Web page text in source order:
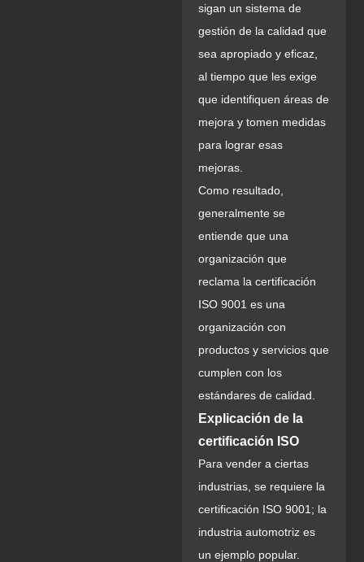
sigan un sistema de
gestión de la calidad que
sea apropiado y eficaz,
al tiempo que les exige
que identifiquen áreas de
mejora y tomen medidas
para lograr esas
mejoras.
Como resultado,
generalmente se
entiende que una
organización que
reclama la certificación
ISO 9001 es una
organización con
productos y servicios que
cumplen con los
estándares de calidad.
Explicación de la
certificación ISO
Para vender a ciertas
industrias, se requiere la
certificación ISO 9001; la
industria automotriz es
un ejemplo popular.